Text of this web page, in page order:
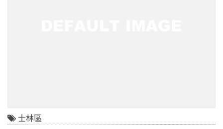
士林區